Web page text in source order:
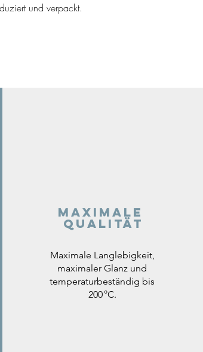
und verpackt.
Maximale
Qualität
Maximale Langlebigkeit,
maximaler Glanz und
temperaturbeständig bis
200 °C.